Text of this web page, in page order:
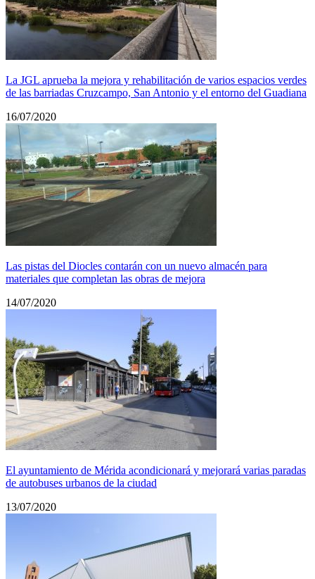
La JGL aprueba la mejora y rehabilitación de varios espacios verdes
de las barriadas Cruzcampo, San Antonio y el entorno del Guadiana
16/07/2020
Las pistas del Diocles contarán con un nuevo almacén para
materiales que completan las obras de mejora
14/07/2020
El ayuntamiento de Mérida acondicionará y mejorará varias paradas
de autobuses urbanos de la ciudad
13/07/2020